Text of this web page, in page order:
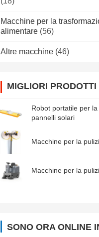
Macchine per la
alimentare (56)
Altre macchine (46)
MIGLIORI PRODOTTI
Robot portatile per
pannelli solari
Macchine per la
Macchine per la
SONO ORA ONLINE